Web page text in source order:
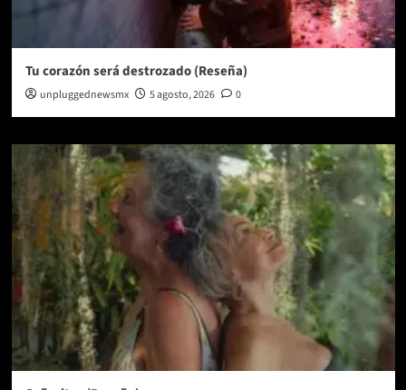
Tu corazón será destrozado (Reseña)
unpluggednewsmx 5 agosto, 2026 0